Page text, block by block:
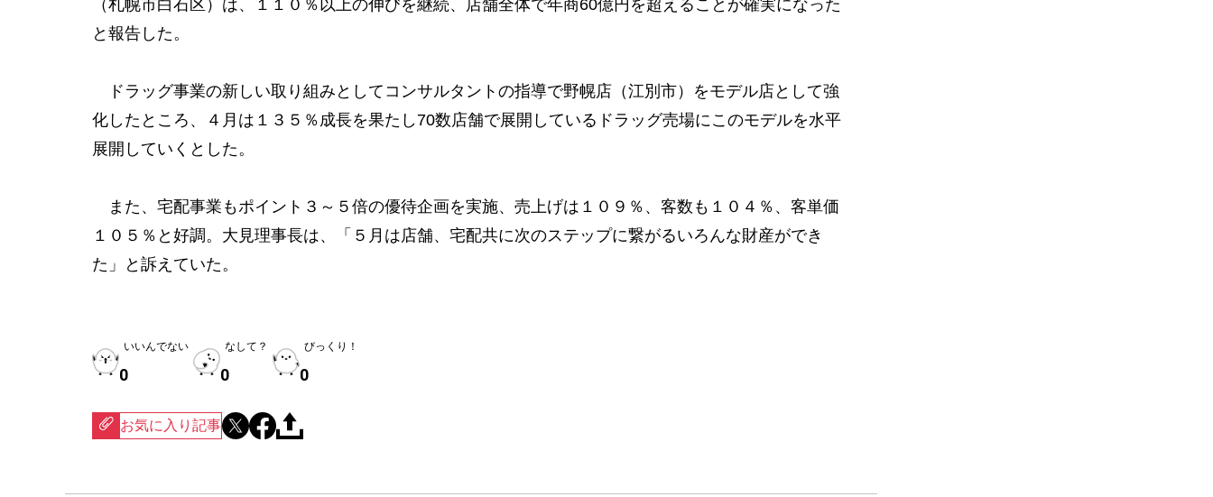
（札幌市白石区）は、１１０％以上の伸びを継続、店舗全体で年商60億円を超えることが確実になった
と報告した。
ドラッグ事業の新しい取り組みとしてコンサルタントの指導で野幌店（江別市）をモデル店として強
化したところ、４月は１３５％成長を果たし70数店舗で展開しているドラッグ売場にこのモデルを水平
展開していくとした。
また、宅配事業もポイント３～５倍の優待企画を実施、売上げは１０９％、客数も１０４％、客単価
１０５％と好調。大見理事長は、「５月は店舗、宅配共に次のステップに繋がるいろんな財産ができ
た」と訴えていた。
いいんでない
0
なして？
0
びっくり！
0
お気に入り記事